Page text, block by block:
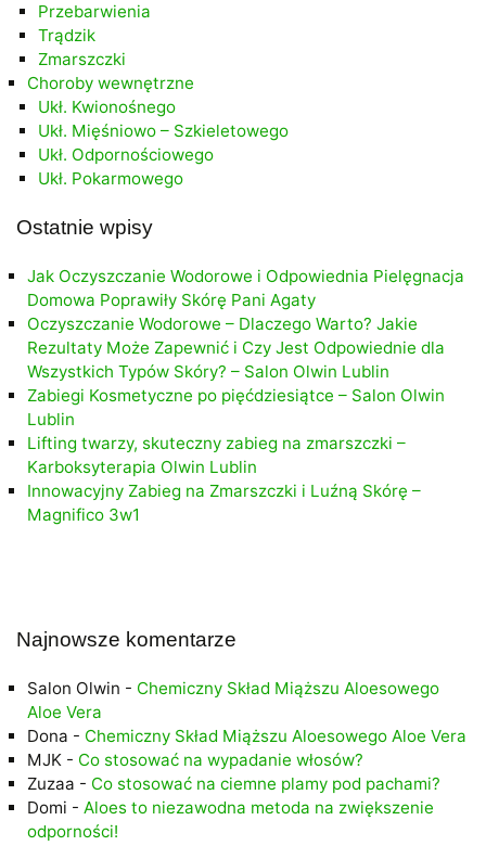
Przebarwienia
Trądzik
Zmarszczki
Choroby wewnętrzne
Ukł. Kwionośnego
Ukł. Mięśniowo – Szkieletowego
Ukł. Odpornościowego
Ukł. Pokarmowego
Ostatnie wpisy
Jak Oczyszczanie Wodorowe i Odpowiednia Pielęgnacja
Domowa Poprawiły Skórę Pani Agaty
Oczyszczanie Wodorowe – Dlaczego Warto? Jakie
Rezultaty Może Zapewnić i Czy Jest Odpowiednie dla
Wszystkich Typów Skóry? – Salon Olwin Lublin
Zabiegi Kosmetyczne po pięćdziesiątce – Salon Olwin
Lublin
Lifting twarzy, skuteczny zabieg na zmarszczki –
Karboksyterapia Olwin Lublin
Innowacyjny Zabieg na Zmarszczki i Luźną Skórę –
Magnifico 3w1
Najnowsze komentarze
Salon Olwin - Chemiczny Skład Miąższu Aloesowego
Aloe Vera
Dona - Chemiczny Skład Miąższu Aloesowego Aloe Vera
MJK - Co stosować na wypadanie włosów?
Zuzaa - Co stosować na ciemne plamy pod pachami?
Domi - Aloes to niezawodna metoda na zwiększenie
odporności!